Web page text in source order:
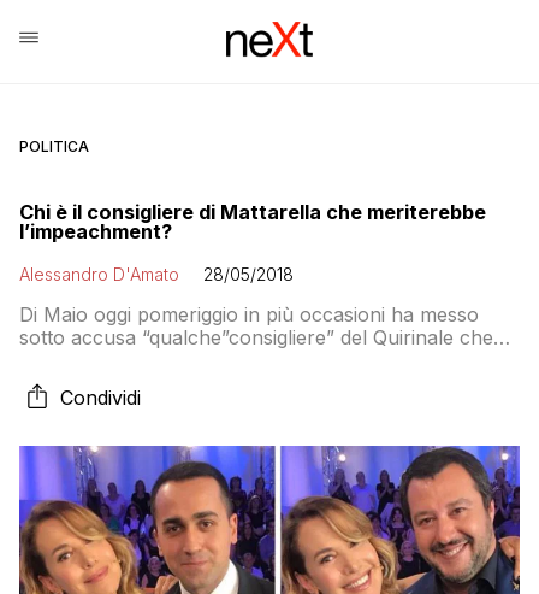
POLITICA
Chi è il consigliere di Mattarella che meriterebbe
l’impeachment?
Alessandro D'Amato 28/05/2018
Di Maio oggi pomeriggio in più occasioni ha messo
sotto accusa “qualche”consigliere” del Quirinale che
ruolo che ha avuto nella crisi. Di chi sta parlando?
Condividi